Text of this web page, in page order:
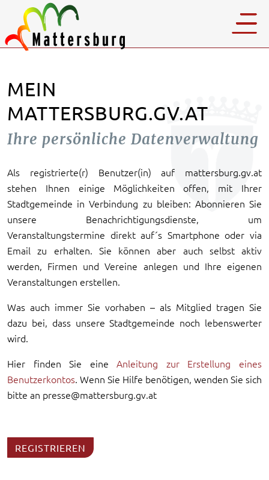
MEIN
MATTERSBURG.GV.AT
Ihre persönliche Datenverwaltung
Als registrierte(r) Benutzer(in) auf mattersburg.gv.at
stehen Ihnen einige Möglichkeiten offen, mit Ihrer
Stadtgemeinde in Verbindung zu bleiben: Abonnieren Sie
unsere Benachrichtigungsdienste, um
Veranstaltungstermine direkt auf´s Smartphone oder via
Email zu erhalten. Sie können aber auch selbst aktiv
werden, Firmen und Vereine anlegen und Ihre eigenen
Veranstaltungen erstellen.
Was auch immer Sie vorhaben – als Mitglied tragen Sie
dazu bei, dass unsere Stadtgemeinde noch lebenswerter
wird.
Hier finden Sie eineAnleitung zur Erstellung eines
Benutzerkontos. Wenn Sie Hilfe benötigen, wenden Sie sich
bitte an presse@mattersburg.gv.at
REGISTRIEREN